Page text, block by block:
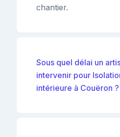
chantier.
Sous quel délai un
intervenir pour
intérieure à Couëron ?